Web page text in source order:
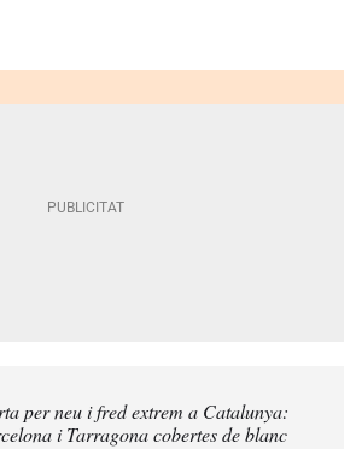
per neu i fred extrem a Catalunya:
i Tarragona cobertes de blanc